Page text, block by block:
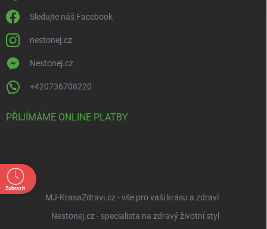
Sledujte náš Facebook
nestonej.cz
Nestonej.cz
+420736708220
PŘIJÍMÁME ONLINE PLATBY
MJ-KrasaZdravi.cz - vše pro vaši krásu a zdraví
Nestonej.cz - specialista na zdravý životní styl
Zobrazit